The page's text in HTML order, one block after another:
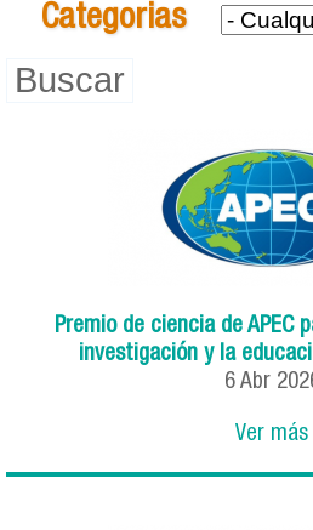
Categorias
Premio de ciencia de APEC
investigación y la
6 Abr
Ver más